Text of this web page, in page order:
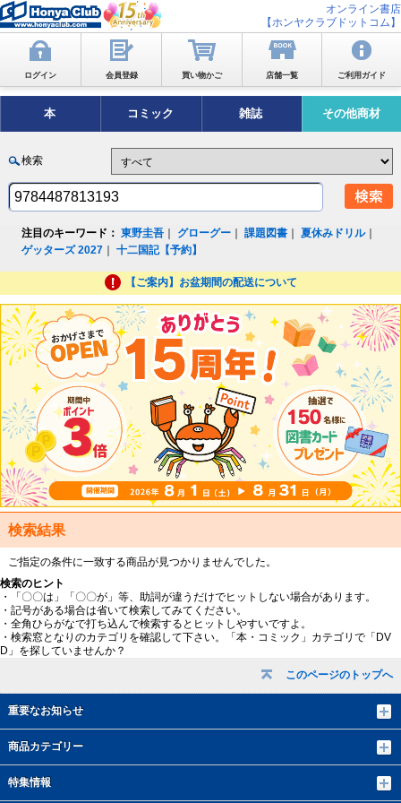
オンライン書店
【ホンヤクラブドットコム】
ログイン 会員登録 買い物かご 店舗一覧 ご利用ガイド
本 コミック 雑誌 その他商材
検索
注目のキーワード： 東野圭吾 グローグー ｜課題図書 ｜夏休みドリル｜
ゲッターズ 2027 ｜十二国記【予約】
【ご案内】お盆期間の配送について
このページのトップへ
重要なお知らせ
商品カテゴリー
特集情報
検索結果
ご指定の条件に一致する商品が見つかりませんでした。
検索のヒント
・「〇〇は」「〇〇が」等、助詞が違うだけでヒットしない場合があります。
・記号がある場合は省いて検索してみてください。
・全角ひらがなで打ち込んで検索するとヒットしやすいですよ。
・検索窓となりのカテゴリを確認して下さい。「本・コミック」カテゴリで「DV
D」を探していませんか？